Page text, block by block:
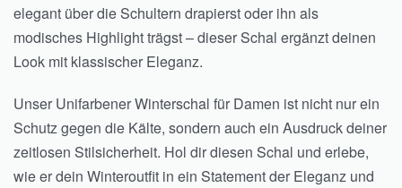
elegant über die Schultern drapierst oder ihn als
modisches Highlight trägst – dieser Schal ergänzt deinen
Look mit klassischer Eleganz.
Unser Unifarbener Winterschal für Damen ist nicht nur ein
Schutz gegen die Kälte, sondern auch ein Ausdruck deiner
zeitlosen Stilsicherheit. Hol dir diesen Schal und erlebe,
wie er dein Winteroutfit in ein Statement der Eleganz und